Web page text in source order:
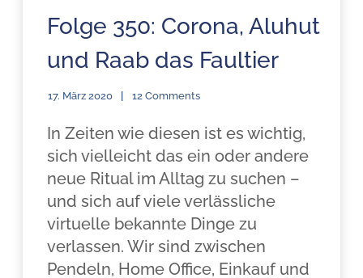
Folge 350: Corona, Aluhut
und Raab das Faultier
17. März 2020 12 Comments
In Zeiten wie diesen ist es wichtig,
sich vielleicht das ein oder andere
neue Ritual im Alltag zu suchen –
und sich auf viele verlässliche
virtuelle bekannte Dinge zu
verlassen. Wir sind zwischen
Pendeln, Home Office, Einkauf und